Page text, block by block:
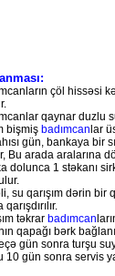
çöl hissəsi
qaynar duzlu
bişmiş badımcan lar
gün, bankaya bir
Bu arada aralarına
dolunca 1 stəkanı
su qarışım dərin bir
qarışdırılır.
təkrar badımcan
qapağı bərk
gün sonra turşu
10 gün sonra servis